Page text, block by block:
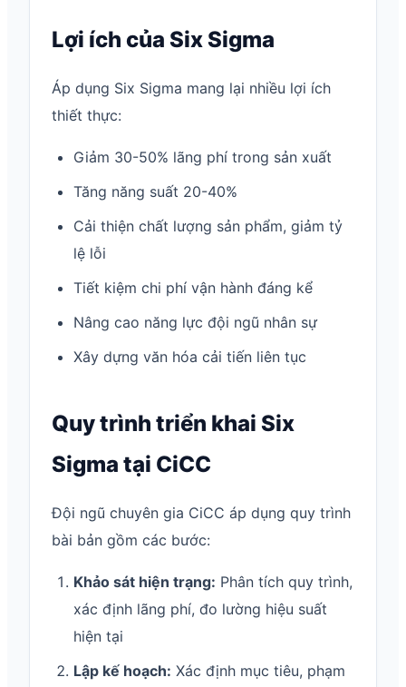
Lợi ích của Six Sigma
Áp dụng Six Sigma mang lại nhiều lợi ích
thiết thực:
Giảm 30-50% lãng phí trong sản xuất
Tăng năng suất 20-40%
Cải thiện chất lượng sản phẩm, giảm tỷ
lệ lỗi
Tiết kiệm chi phí vận hành đáng kể
Nâng cao năng lực đội ngũ nhân sự
Xây dựng văn hóa cải tiến liên tục
Quy trình triển khai Six
Sigma tại CiCC
Đội ngũ chuyên gia CiCC áp dụng quy trình
bài bản gồm các bước:
Khảo sát hiện trạng: Phân tích quy trình,
xác định lãng phí, đo lường hiệu suất
hiện tại
Lập kế hoạch: Xác định mục tiêu, phạm